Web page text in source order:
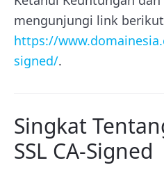
mengunjungi link
https://
signed/.
Singkat
SSL CA-Signed